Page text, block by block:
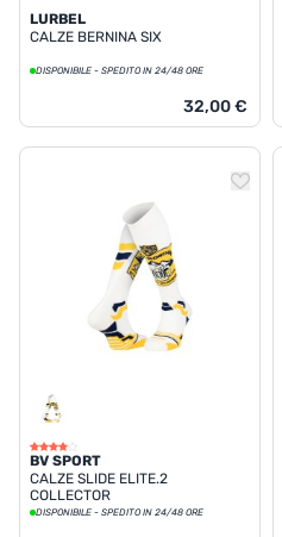
LURBEL
CALZE BERNINA SIX
DISPONIBILE - SPEDITO IN 24/48 ORE
32,00 €
BV SPORT
CALZE SLIDE ELITE.2
COLLECTOR
DISPONIBILE - SPEDITO IN 24/48 ORE